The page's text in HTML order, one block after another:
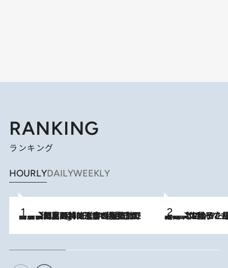
RANKING
ランキング
HOURLYDAILYWEEKLY
9 Hours Ago
「最後に見られてよかった」上野動物園の東園パンダ舎が解体前に特別公開。8月16日まで延長されたパネル展と共に辿る“半世紀”のパンダ飼育《解体工事の図面あり》 2026.8.5
【阿川佐和子さんの年とる力】なぜ70代で始めた趣味は“こんなに楽しい”のか？ ピアノ、俳句…スランプに陥っても続けられる“ある秘訣”とは